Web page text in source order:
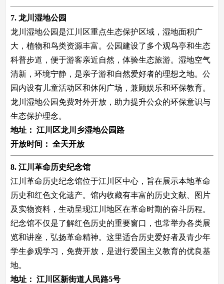
7. 龙川湿地公园
龙川湿地公园是江川区重点生态保护区域，湿地面积广
大，植物和鸟类资源丰富。公园建设了多个观鸟亭和生态
科普步道，便于游客亲近自然，体验生态旅游。湿地空气
清新，环境宁静，是亲子游和自然爱好者的理想之地。公
园内设有儿童活动区和休闲广场，兼顾娱乐和环保教育。
龙川湿地公园免费对外开放，助力提升公众的环保意识与
生态保护理念。
地址： 江川区龙川乡湿地公园路
开放时间： 全天开放
8. 江川革命历史纪念馆
江川革命历史纪念馆位于江川区中心，旨在展示本地革命
历史和红色文化遗产。馆内收藏有丰富的历史文献、图片
及实物资料，生动呈现江川地区在革命时期的奋斗历程。
纪念馆不仅是了解红色历史的重要窗口，也常举办各类展
览和讲座，弘扬革命精神。这里适合历史爱好者及青少年
学生参观学习，免费开放，是进行爱国主义教育的优良基
地。
地址： 江川区新街道人民路5号